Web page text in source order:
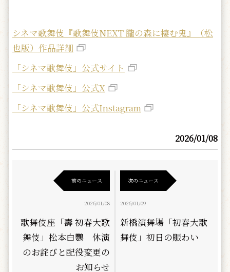
シネマ歌舞伎『歌舞伎NEXT 朧の森に棲む鬼』（松
也版）作品詳細
「シネマ歌舞伎」公式サイト
「シネマ歌舞伎」公式X
「シネマ歌舞伎」公式Instagram
2026/01/08
前のニュース
2026/01/08
歌舞伎座「壽 初春大歌
舞伎」松本白鸚 休演
のお詫びと配役変更の
お知らせ
次のニュース
2026/01/09
新橋演舞場「初春大歌
舞伎」初日の賑わい